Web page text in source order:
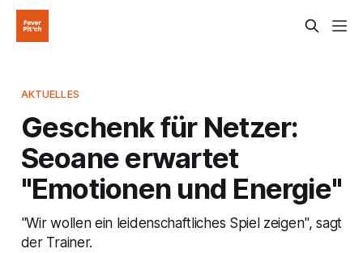
AKTUELLES
Geschenk für Netzer:
Seoane erwartet
"Emotionen und Energie"
"Wir wollen ein leidenschaftliches Spiel zeigen", sagt
der Trainer.